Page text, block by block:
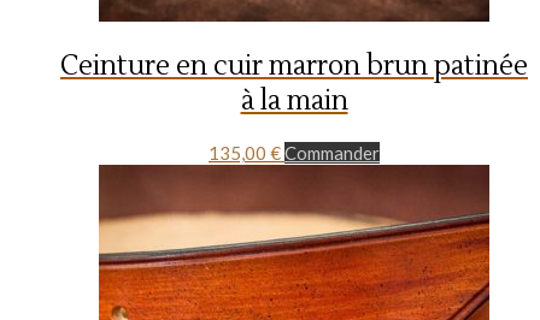
Ceinture en cuir marron brun patinée
à la main
135,00 €Commander